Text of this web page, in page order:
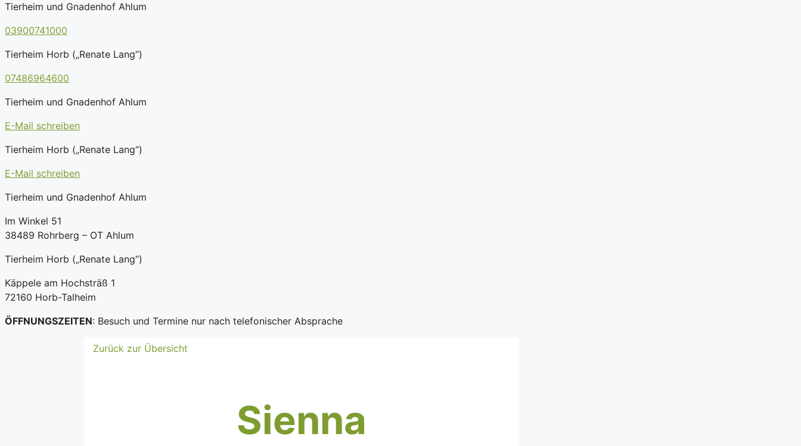
Tierheim und Gnadenhof Ahlum
03900741000
Tierheim Horb („Renate Lang“)
07486964600
Tierheim und Gnadenhof Ahlum
E-Mail schreiben
Tierheim Horb („Renate Lang“)
E-Mail schreiben
Tierheim und Gnadenhof Ahlum
Im Winkel 51
38489 Rohrberg – OT Ahlum
Tierheim Horb („Renate Lang“)
Käppele am Hochsträß 1
72160 Horb-Talheim
ÖFFNUNGSZEITEN: Besuch und Termine nur nach telefonischer Absprache
Zurück zur Übersicht
Sienna